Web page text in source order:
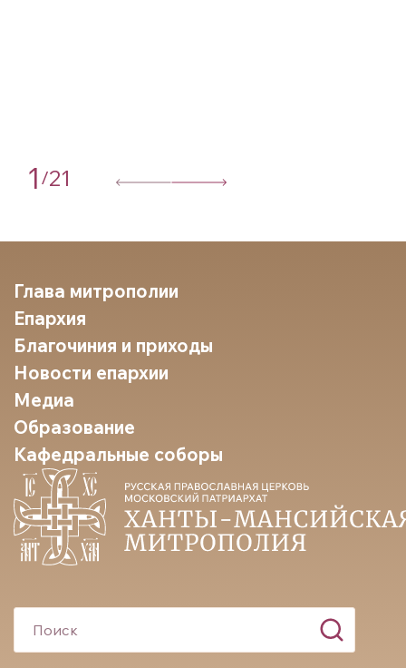
1 /21
Глава митрополии
Епархия
Благочиния и приходы
Новости епархии
Медиа
Образование
Кафедральные соборы